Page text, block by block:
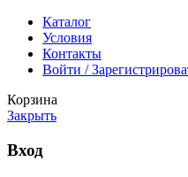
Каталог
Условия
Контакты
Войти /
Корзина
Закрыть
Вход